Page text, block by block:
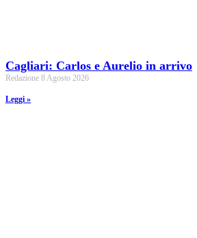
Cagliari: Carlos e Aurelio in arrivo
Redazione 8 Agosto 2026
Leggi »